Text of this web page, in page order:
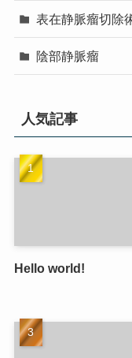
表在静脈瘤切除
陰部静脈瘤
人気記事
Hello world!